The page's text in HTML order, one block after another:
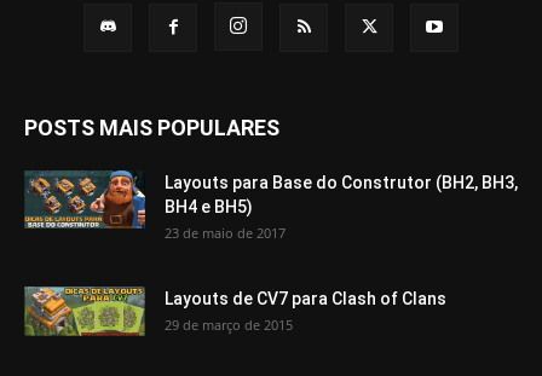
POSTS MAIS POPULARES
Layouts para Base do Construtor (BH2, BH3,
BH4 e BH5)
23 de maio de 2017
Layouts de CV7 para Clash of Clans
29 de março de 2015